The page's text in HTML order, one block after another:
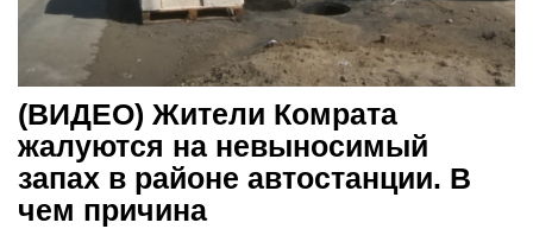
(ВИДЕО) Жители Комрата
жалуются на невыносимый
запах в районе автостанции. В
чем причина